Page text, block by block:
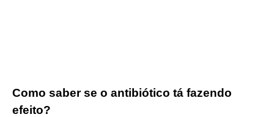
Como saber se o antibiótico tá fazendo
efeito?